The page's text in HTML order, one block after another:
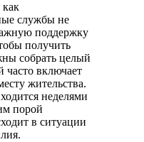
как
службы не
поддержку
получить
собрать целый
часто включает
жительства.
неделями
порой
в ситуации